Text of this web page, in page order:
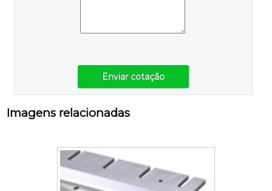
Enviar cotação
Imagens relacionadas